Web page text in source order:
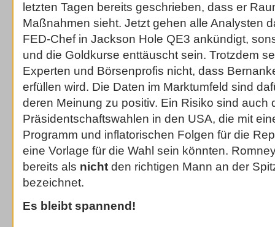
letzten Tagen bereits geschrieben, dass er
Maßnahmen sieht. Jetzt gehen alle Analysten
FED-Chef in Jackson Hole QE3 ankündigt,
und die Goldkurse enttäuscht sein. Trotzdem
Experten und Börsenprofis nicht, dass
erfüllen wird. Die Daten im Marktumfeld sind
deren Meinung zu positiv. Ein Risiko sind auch
Präsidentschaftswahlen in den USA, die mit
Programm und inflatorischen Folgen für die
eine Vorlage für die Wahl sein könnten.
bereits als nicht den richtigen Mann an der
bezeichnet.
Es bleibt spannend!